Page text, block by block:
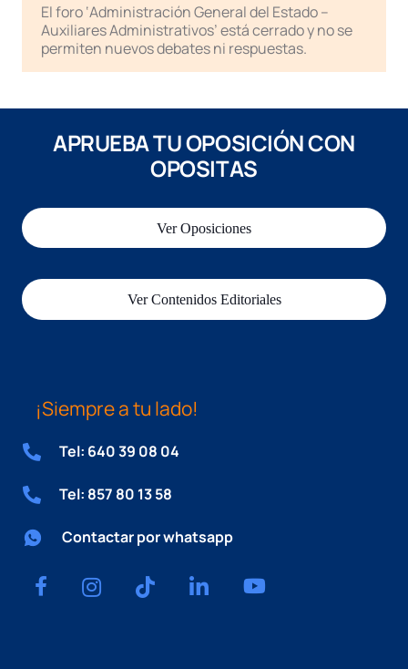
El foro ‘Administración General del Estado –
Auxiliares Administrativos’ está cerrado y no se
permiten nuevos debates ni respuestas.
APRUEBA TU OPOSICIÓN CON
OPOSITAS
Ver Oposiciones
Ver Contenidos Editoriales
¡Siempre a tu lado!
Tel: 640 39 08 04
Tel: 857 80 13 58
Contactar por whatsapp